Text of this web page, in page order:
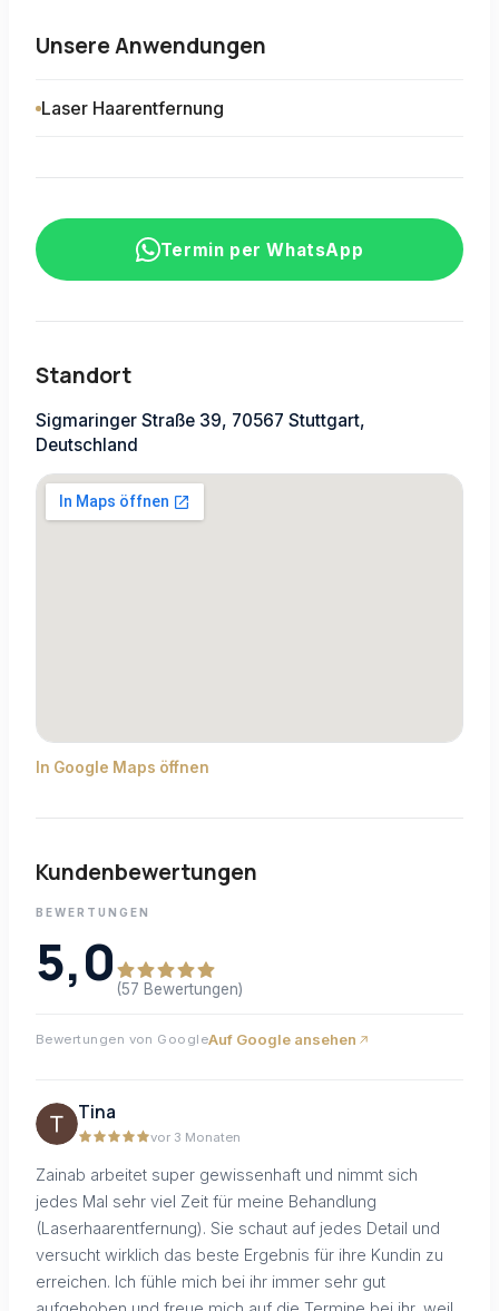
Unsere Anwendungen
Laser Haarentfernung
Termin per WhatsApp
Standort
Sigmaringer Straße 39, 70567 Stuttgart,
Deutschland
In Google Maps öffnen
Kundenbewertungen
BEWERTUNGEN
5,0 (57 Bewertungen)
Bewertungen von GoogleAuf Google ansehen
Tina
vor 3 Monaten
Zainab arbeitet super gewissenhaft und nimmt sich
jedes Mal sehr viel Zeit für meine Behandlung
(Laserhaarentfernung). Sie schaut auf jedes Detail und
versucht wirklich das beste Ergebnis für ihre Kundin zu
erreichen. Ich fühle mich bei ihr immer sehr gut